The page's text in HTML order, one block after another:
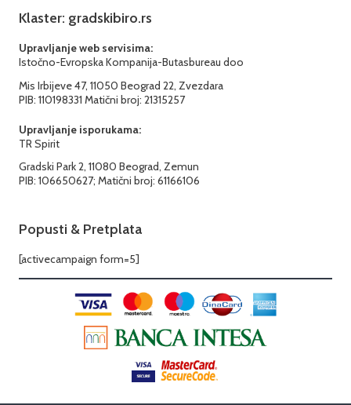
Klaster: gradskibiro.rs
Upravljanje web servisima:
Istočno-Evropska Kompanija-Butasbureau doo
Mis Irbijeve 47, 11050 Beograd 22, Zvezdara
PIB: 110198331 Matični broj: 21315257
Upravljanje isporukama:
TR Spirit
Gradski Park 2, 11080 Beograd, Zemun
PIB: 106650627; Matični broj: 61166106
Popusti & Pretplata
[activecampaign form=5]